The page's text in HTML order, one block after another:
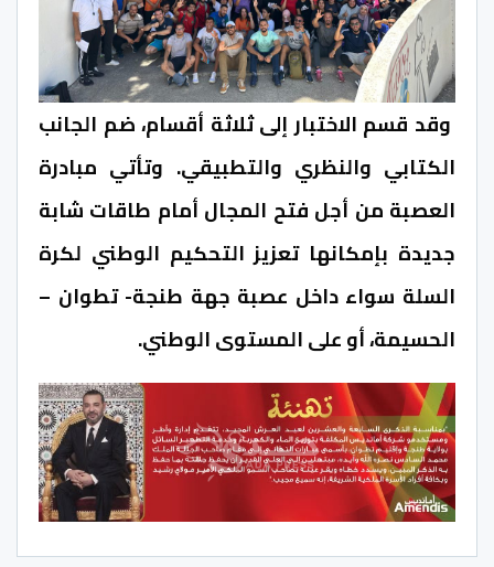
وقد قسم الاختبار إلى ثلاثة أقسام، ضم الجانب
الكتابي والنظري والتطبيقي. وتأتي مبادرة
العصبة من أجل فتح المجال أمام طاقات شابة
جديدة بإمكانها تعزيز التحكيم الوطني لكرة
السلة سواء داخل عصبة جهة طنجة- تطوان –
الحسيمة، أو على المستوى الوطني.